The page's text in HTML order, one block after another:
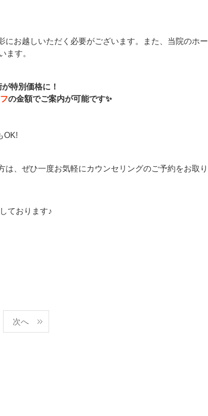
お越しいただく必要がございます。また、当院のホー
ます。
特別価格に！
の金額でご案内が可能です✨
OK!
、ぜひ一度お気軽にカウンセリングのご予約をお取り
ております♪
次へ